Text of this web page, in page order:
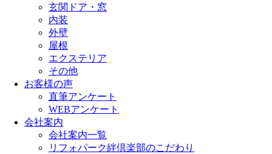
玄関ドア・窓
内装
外壁
屋根
エクステリア
その他
お客様の声
直筆アンケート
WEBアンケート
会社案内
会社案内一覧
リフォパーク絆倶楽部のこだわり